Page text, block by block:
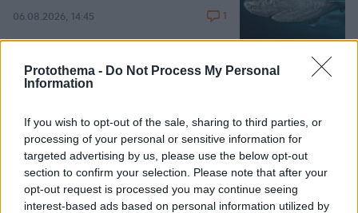
Protothema - Do Not Process My Personal
Information
If you wish to opt-out of the sale, sharing to third parties, or
processing of your personal or sensitive information for
targeted advertising by us, please use the below opt-out
section to confirm your selection. Please note that after your
opt-out request is processed you may continue seeing
interest-based ads based on personal information utilized by
06.08.2026, 14:45 1
Με κλαρίνα και μοιρολόγια το
A' Νεκροταφείο, συντετριμμένη η
οικογένειά του
06.08.2026, 13:10 11